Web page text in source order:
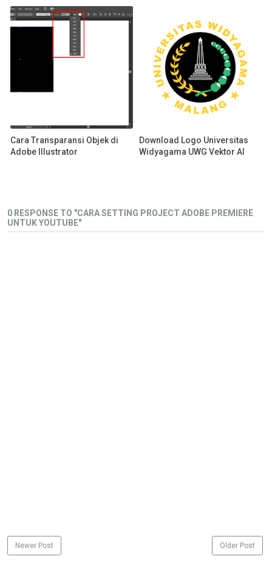
Cara Transparansi Objek di
Adobe Illustrator
Download Logo Universitas
Widyagama UWG Vektor AI
0 RESPONSE TO "CARA SETTING PROJECT ADOBE PREMIERE
UNTUK YOUTUBE"
Newer Post Older Post